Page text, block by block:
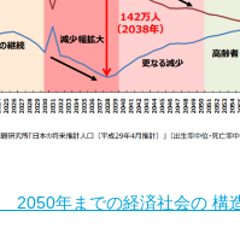
2050年までの経済社会の 構